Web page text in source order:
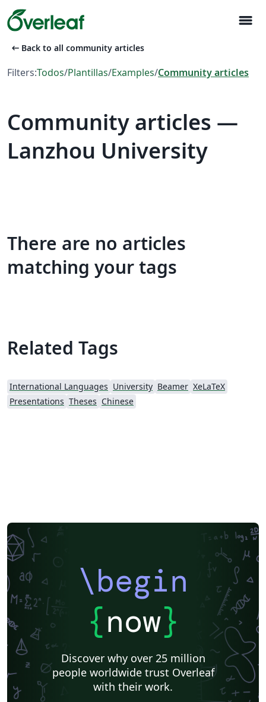
menu
arrow_left_alt Back to all community articles
Filters:Todos/Plantillas/Examples/Community articles
Community articles —
Lanzhou University
There are no articles
matching your tags
Related Tags
International Languages University Beamer XeLaTeX
Presentations Theses Chinese
\begin
{now}
Discover why over 25 million
people worldwide trust Overleaf
with their work.